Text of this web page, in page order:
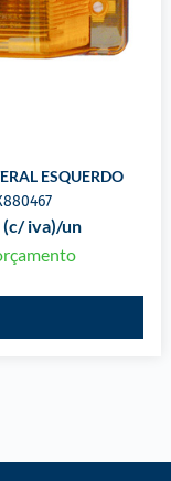
ESQUERDO
(c/ iva)/un